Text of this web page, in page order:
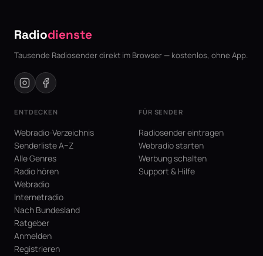
Radiodienste
Tausende Radiosender direkt im Browser — kostenlos, ohne App.
ENTDECKEN
Webradio-Verzeichnis
Senderliste A–Z
Alle Genres
Radio hören
Webradio
Internetradio
Nach Bundesland
Ratgeber
Anmelden
Registrieren
FÜR SENDER
Radiosender eintragen
Webradio starten
Werbung schalten
Support & Hilfe